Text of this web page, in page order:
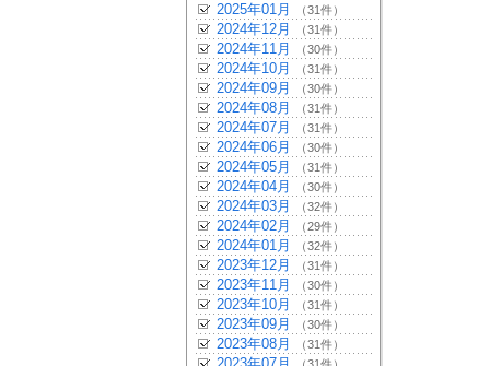
2025年01月 （31件）
2024年12月 （31件）
2024年11月 （30件）
2024年10月 （31件）
2024年09月 （30件）
2024年08月 （31件）
2024年07月 （31件）
2024年06月 （30件）
2024年05月 （31件）
2024年04月 （30件）
2024年03月 （32件）
2024年02月 （29件）
2024年01月 （32件）
2023年12月 （31件）
2023年11月 （30件）
2023年10月 （31件）
2023年09月 （30件）
2023年08月 （31件）